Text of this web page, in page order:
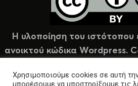
Η υλοποίηση του ιστότοπου
ανοικτού κώδικα Wordpress.
Χρησιμοποιούμε cookies σε αυτή
μπορέσουμε να υποστηρίξουμε τις